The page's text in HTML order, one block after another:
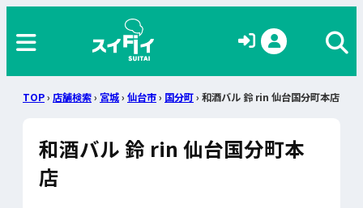
TOP› 店舗検索› 宮城› 仙台市› 国分町› 和酒バル 鈴 rin 仙台国分町本店
和酒バル 鈴 rin 仙台国分町本
店